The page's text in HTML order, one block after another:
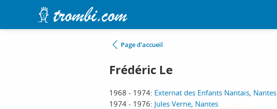
Page d'accueil
Frédéric Le
1968 - 1974: Externat des Enfants Nantais, Nantes
1974 - 1976: Jules Verne, Nantes